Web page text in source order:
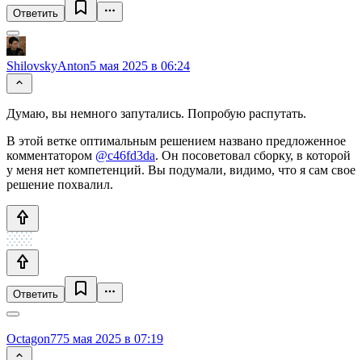
Ответить
ShilovskyAnton5 мая 2025 в 06:24
Думаю, вы немного запутались. Попробую распутать.
В этой ветке оптимальным решением названо предложенное
комментатором @c46fd3da. Он посоветовал сборку, в которой
у меня нет компетенций. Вы подумали, видимо, что я сам свое
решение похвалил.
Ответить
Octagon775 мая 2025 в 07:19